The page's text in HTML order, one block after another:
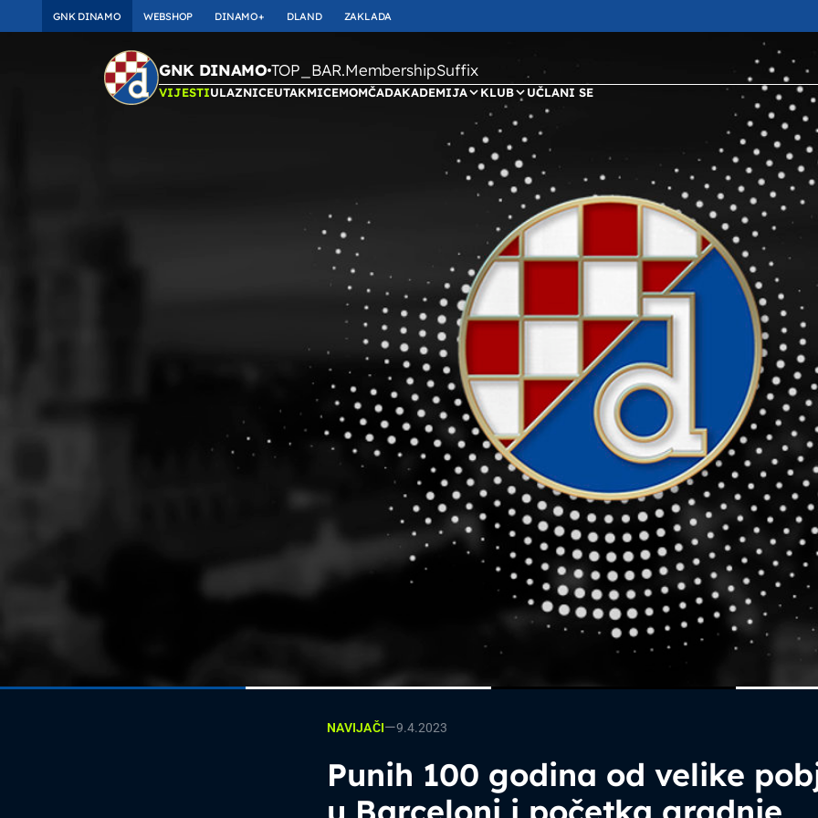
GNK DINAMO WEBSHOP DINAMO+ DLAND ZAKLADA
GNK DINAMO TOP_BAR.MembershipSuffix
VIJESTIULAZNICEUTAKMICEMOMČADAKADEMIJA KLUB UČLANI SE
NAVIJAČI—9.4.2023
Punih 100 godina od velike